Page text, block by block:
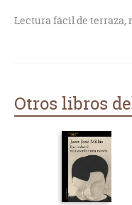
Lectura fácil de terraza,
Otros libros